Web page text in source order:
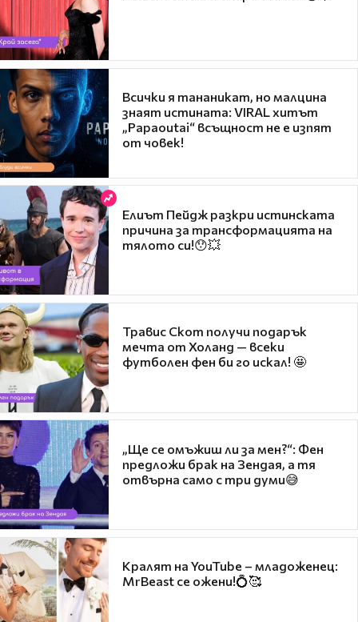
Всички я тананикат, но малцина
знаят истината: VIRAL хитът
„Papaoutai“ всъщност не е изпят
от човек!
Елиът Пейдж разкри истинската
причина за трансформацията на
тялото си!😯💥
Травис Скот получи подарък
мечта от Холанд — всеки
футболен фен би го искал! 🤩
„Ще се омъжиш ли за мен?“: Фен
предложи брак на Зендая, а тя
отвърна само с три думи😅
Кралят на YouTube – младоженец:
MrBeast се ожени!💍🥰